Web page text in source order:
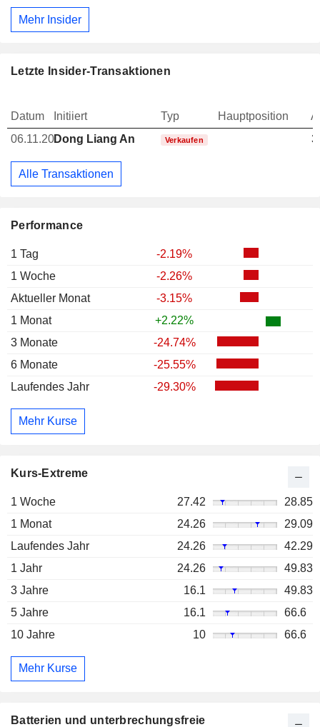
Performance
1 Tag
-2.19%
1 Woche
-2.26%
Aktueller Monat
-3.15%
1 Monat
+2.22%
3 Monate
-24.74%
6 Monate
-25.55%
Laufendes Jahr
-29.30%
Mehr Kurse
Kurs-Extreme
1 Woche 27.42
28.85
1 Monat
24.26
29.09
Laufendes Jahr
24.26
42.29
1 Jahr
24.26
49.83
3 Jahre
16.1
49.83
5 Jahre
16.1
66.6
10 Jahre
10 66.6
Mehr Kurse
Mehr Insider
Letzte Insider-Transaktionen
Datum Initiiert Typ Hauptposition
06.11.20Dong Liang An Verkaufen
Alle Transaktionen
Batterien und unterbrechungsfreie